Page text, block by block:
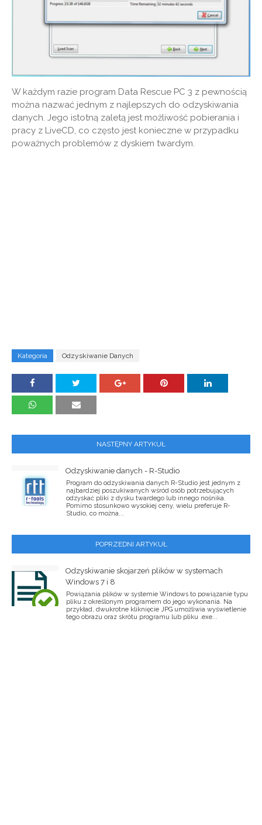
W każdym razie program Data Rescue PC 3 z pewnością
można nazwać jednym z najlepszych do odzyskiwania
danych. Jego istotną zaletą jest możliwość pobierania i
pracy z LiveCD, co często jest konieczne w przypadku
poważnych problemów z dyskiem twardym.
Kategoria Odzyskiwanie Danych
NASTĘPNY ARTYKUŁ
Odzyskiwanie danych - R-Studio
Program do odzyskiwania danych R-Studio jest jednym z
najbardziej poszukiwanych wśród osób potrzebujących
odzyskać pliki z dysku twardego lub innego nośnika.
Pomimo stosunkowo wysokiej ceny, wielu preferuje R-
Studio, co można...
POPRZEDNI ARTYKUŁ
Odzyskiwanie skojarzeń plików w systemach
Windows 7 i 8
Powiązania plików w systemie Windows to powiązanie typu
pliku z określonym programem do jego wykonania. Na
przykład, dwukrotne kliknięcie JPG umożliwia wyświetlenie
tego obrazu oraz skrótu programu lub pliku .exe...